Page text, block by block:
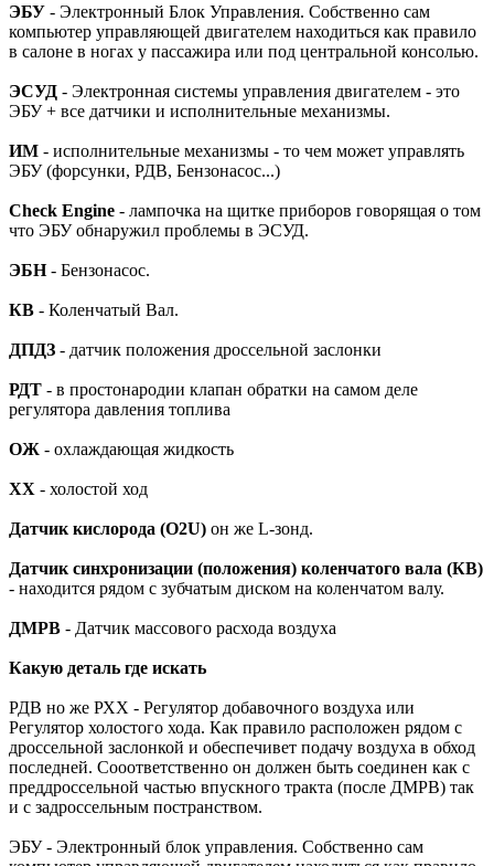
ЭБУ - Электронный Блок Управления. Собственно сам
компьютер управляющей двигателем находиться как правило
в салоне в ногах у пассажира или под центральной консолью.
ЭСУД - Электронная системы управления двигателем - это
ЭБУ + все датчики и исполнительные механизмы.
ИМ - исполнительные механизмы - то чем может управлять
ЭБУ (форсунки, РДВ, Бензонасос...)
Check Engine - лампочка на щитке приборов говорящая о том
что ЭБУ обнаружил проблемы в ЭСУД.
ЭБН- Бензонасос.
КВ - Коленчатый Вал.
ДПДЗ - датчик положения дроссельной заслонки
РДТ - в простонародии клапан обратки на самом деле
регулятора давления топлива
ОЖ - охлаждающая жидкость
ХХ - холостой ход
Датчик кислорода (O2U) он же L-зонд.
Датчик синхронизации (положения) коленчатого вала (КВ)
- находится рядом с зубчатым диском на коленчатом валу.
ДМРВ - Датчик массового расхода воздуха
Какую деталь где искать
РДВ но же РХХ - Регулятор добавочного воздуха или
Регулятор холостого хода. Как правило расположен рядом с
дроссельной заслонкой и обеспечивет подачу воздуха в обход
последней. Сооответственно он должен быть соединен как с
преддроссельной частью впускного тракта (после ДМРВ) так
и с задроссельным постранством.
ЭБУ - Электронный блок управления. Собственно сам